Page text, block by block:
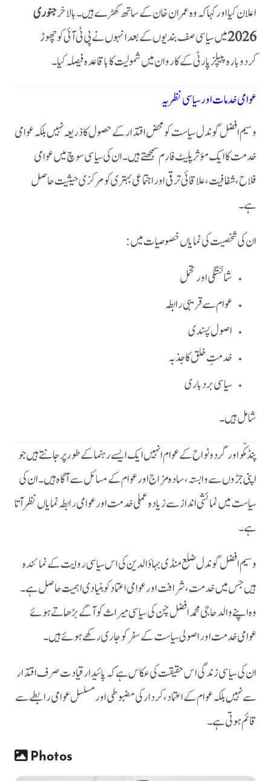
اعلان کیااور کہا کہ وہ عمران خان کے ساتھ کھڑے ہیں۔بالاخرجنوری
2026میں سیاسی صف بندیوں کے بعد انہوں نے پی ٹی آئی کو چھوڑ
کردوبارہ پیپلز پارٹی کے کاروان میں شمولیتکا باقاعدہ فیصلہ کیا۔
عوامی خدمات اور سیاسی نظریہ
وسیم افضل گوندل سیاست کو محض اقتدار کے حصول کا ذریعہ نہیں بلکہ عوامی
خدمت کا ایک مؤثر پلیٹ فارم سمجھتے ہیں۔ ان کی سیاسی سوچ میں عوامی
فلاح، شفافیت، علاقائی ترقی اور اجتماعی بہتری کو مرکزی حیثیت حاصل
ہے۔
ان کی شخصیت کی نمایاں خصوصیات میں:
شائستگی اور تحمل
عوام سے قریبی رابطہ
اصول پسندی
خدمتِ خلق کا جذبہ
سیاسی بردباری
شامل ہیں۔
پنڈ مکّو اور گردونواح کے عوام انہیں ایک ایسے رہنما کے طور پر جانتے ہیں جو
اپنی جڑوں سے وابستہ، سادہ مزاج اور عوام کے مسائل سے آگاہ ہیں۔ ان کی
سیاست میں نمائشی انداز سے زیادہ عملی خدمت اور عوامی رابطہ نمایاں نظر آتا
ہے۔
وسیم افضل گوندل ضلع منڈی بہاؤالدین کی اس سیاسی روایت کے نمائندہ
ہیں جس میں خدمت، شرافت اور عوامی اعتماد کو بنیادی اہمیت حاصل ہے۔
وہ اپنے والد حاجی محمد افضل چن کی سیاسی میراث کو آگے بڑھاتے ہوئے
عوامی خدمت اور اصولی سیاست کے سفر کو جاری رکھے ہوئے ہیں۔
ان کی سیاسی زندگی اس حقیقت کی عکاس ہے کہ پائیدار قیادت صرف اقتدار
سے نہیں بلکہ عوام کے اعتماد، کردار کی مضبوطی اور مسلسل عوامی رابطے سے
قائم ہوتی ہے۔
Photos